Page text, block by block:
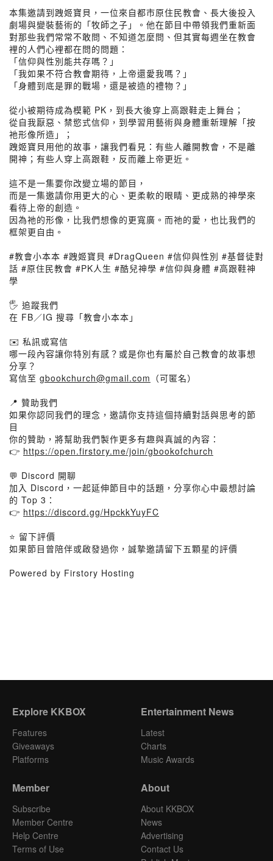
本集邀請到跩姬寶貝，一位來自都市原住民教會、長大後投入
劇場與變裝藝術的「牧師之子」。他在節目中帶領我們重新面
對那些我們常常不敢問、不知道怎麼問、但其實每週坐在教會
裡的人們心裡都在問的問題：
「信仰與性別能共存嗎？」
「我如果不符合教會期待，上帝還愛我嗎？」
「身體到底是罪的戰場，還是被造的禮物？」
從小被期待成為模範 PK，到長大後穿上高跟鞋走上舞台；
從自我厭惡、禁慾式信仰，到學習用藝術與身體重新理解「按
祂形像所造」；
跩姬寶貝用他的故事，讓我們看見：有些人離開教會，不是離
開神；有些人穿上高跟鞋，反而離上帝更近。
這不是一集要你改變立場的節目，
而是一集邀請你用更大的心、更柔軟的眼睛、更成熟的神學來
看待上帝的創造。
因為祂的形像，比我們想像的更寬廣。而祂的愛，也比我們的
框架更自由。
#教會小本本 #跩姬寶貝 #DragQueen #信仰與性別 #基督徒對
話 #原住民教會 #PK人生 #酷兒神學 #信仰與身體 #高跟鞋神
學
🖐 追蹤我們
在 FB／IG 搜尋「教會小本本」
✉️ 私訊或寫信
哪一段內容讓你特別有感？或是你也有屬於自己教會的故事想
分享？
寫信至 gbookchurch@gmail.com （可匿名）
📍 贊助我們
如果你認同我們的理念，邀請你支持這個持續對話與思考的節
目
你的贊助，將幫助我們製作更多有趣與真誠的內容：
👉 https://open.firstory.me/join/gbookofchurch
💬 Discord 開聊
加入 Discord，一起延伸節目中的話題，分享你心中最想討論
的 Top 3：
👉 https://discord.gg/HpckkYuyFC
⭐ 留下評價
如果節目曾陪伴或啟發過你，誠摯邀請留下五顆星的評價
Powered by Firstory Hosting
Explore KKBOX
Features
Giveaways
Platforms
Entertainment News
Latest
Charts
Music Awards
Member
Subscribe
Member Centre
Help Centre
Terms of Use
About
About KKBOX
News
Advertising
Contact Us